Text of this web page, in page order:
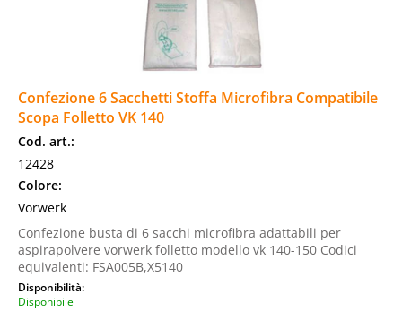
Confezione 6 Sacchetti Stoffa Microfibra Compatibile
Scopa Folletto VK 140
Cod. art.:
12428
Colore:
Vorwerk
Confezione busta di 6 sacchi microfibra adattabili per
aspirapolvere vorwerk folletto modello vk 140-150 Codici
equivalenti: FSA005B,X5140
Disponibilità:
Disponibile